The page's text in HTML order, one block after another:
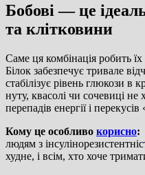
Бобові — це
та клітковини
Саме ця комбінація робить
Білок забезпечує тривале
стабілізує рівень глюкози в
нуту, квасолі чи сочевиці не
перепадів енергії і
Кому це особливо корисно:
людям з
худне, і всім, хто хоче